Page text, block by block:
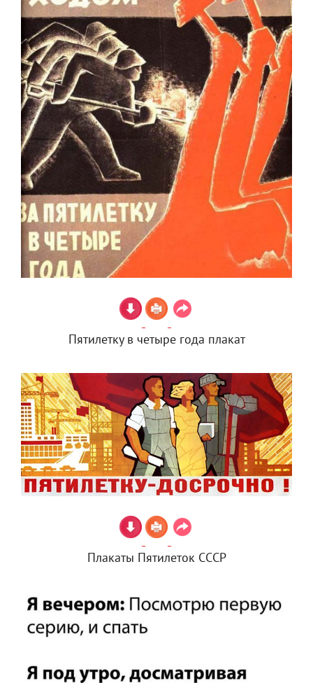
Пятилетку в четыре года плакат
Плакаты Пятилеток СССР